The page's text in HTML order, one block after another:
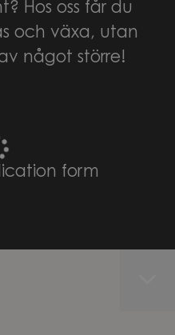
Hos oss får du
och växa, utan
något större!
form